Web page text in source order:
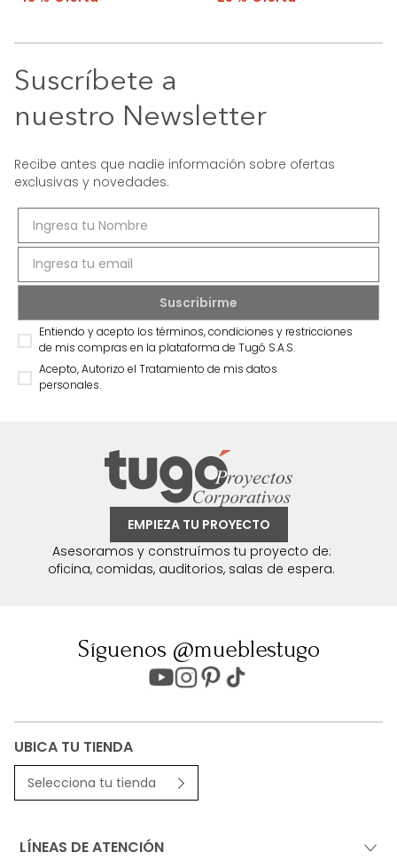
Suscríbete a
nuestro Newsletter
Recibe antes que nadie información sobre ofertas
exclusivas y novedades.
Entiendo y acepto los términos, condiciones y restricciones
de mis compras en la plataforma de Tugó S.A.S.
Acepto, Autorizo el Tratamiento de mis datos
personales.
EMPIEZA TU PROYECTO
Asesoramos y construímos tu proyecto de:
oficina, comidas, auditorios, salas de espera.
Síguenos @mueblestugo
UBICA TU TIENDA
Selecciona tu tienda
LÍNEAS DE ATENCIÓN